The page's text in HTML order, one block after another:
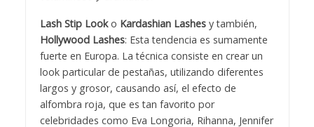
Lash Stip Looko Kardashian Lashesy también,
Hollywood Lashes: Esta tendencia es sumamente
fuerte en Europa. La técnica consiste en crear un
look particular de pestañas, utilizando diferentes
largos y grosor, causando así, el efecto de
alfombra roja, que es tan favorito por
celebridades como Eva Longoria, Rihanna, Jennifer